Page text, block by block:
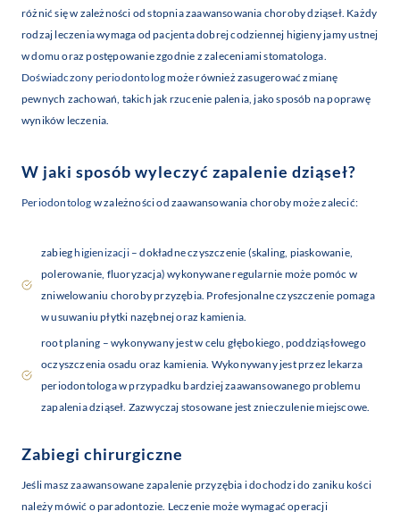
różnić się w zależności od stopnia zaawansowania choroby dziąseł. Każdy
rodzaj leczenia wymaga od pacjenta dobrej codziennej higieny jamy ustnej
w domu oraz postępowanie zgodnie z zaleceniami stomatologa.
Doświadczony periodontologmoże również zasugerować zmianę
pewnych zachowań, takich jak rzucenie palenia, jako sposób na poprawę
wyników leczenia.
W jaki sposób wyleczyć zapalenie dziąseł?
Periodontolog w zależności od zaawansowania choroby może zalecić:
zabieghigienizacji– dokładne czyszczenie (skaling, piaskowanie,
polerowanie, fluoryzacja) wykonywane regularnie może pomóc w
zniwelowaniu choroby przyzębia. Profesjonalne czyszczenie pomaga
w usuwaniu płytki nazębnej oraz kamienia.
root planing – wykonywany jest w celu głębokiego, poddziąsłowego
oczyszczenia osadu oraz kamienia. Wykonywany jest przez lekarza
periodontologa w przypadku bardziej zaawansowanego problemu
zapalenia dziąseł. Zazwyczaj stosowane jest znieczulenie miejscowe.
Zabiegi chirurgiczne
Jeśli masz zaawansowane zapalenie przyzębia i dochodzi do zaniku kości
należy mówić o paradontozie. Leczenie może wymagać operacji